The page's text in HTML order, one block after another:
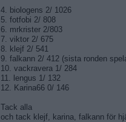
4. biologens 2/ 1026
5. fotfobi 2/ 808
6. mrkrister 2/803
7. viktor 2/ 675
8. klejf 2/ 541
9. falkann 2/ 412 (sista ronden
10. vackravera 1/ 284
11. lengus 1/ 132
12. Karina66 0/ 146
Tack alla
och tack klejf, karina, falkann för